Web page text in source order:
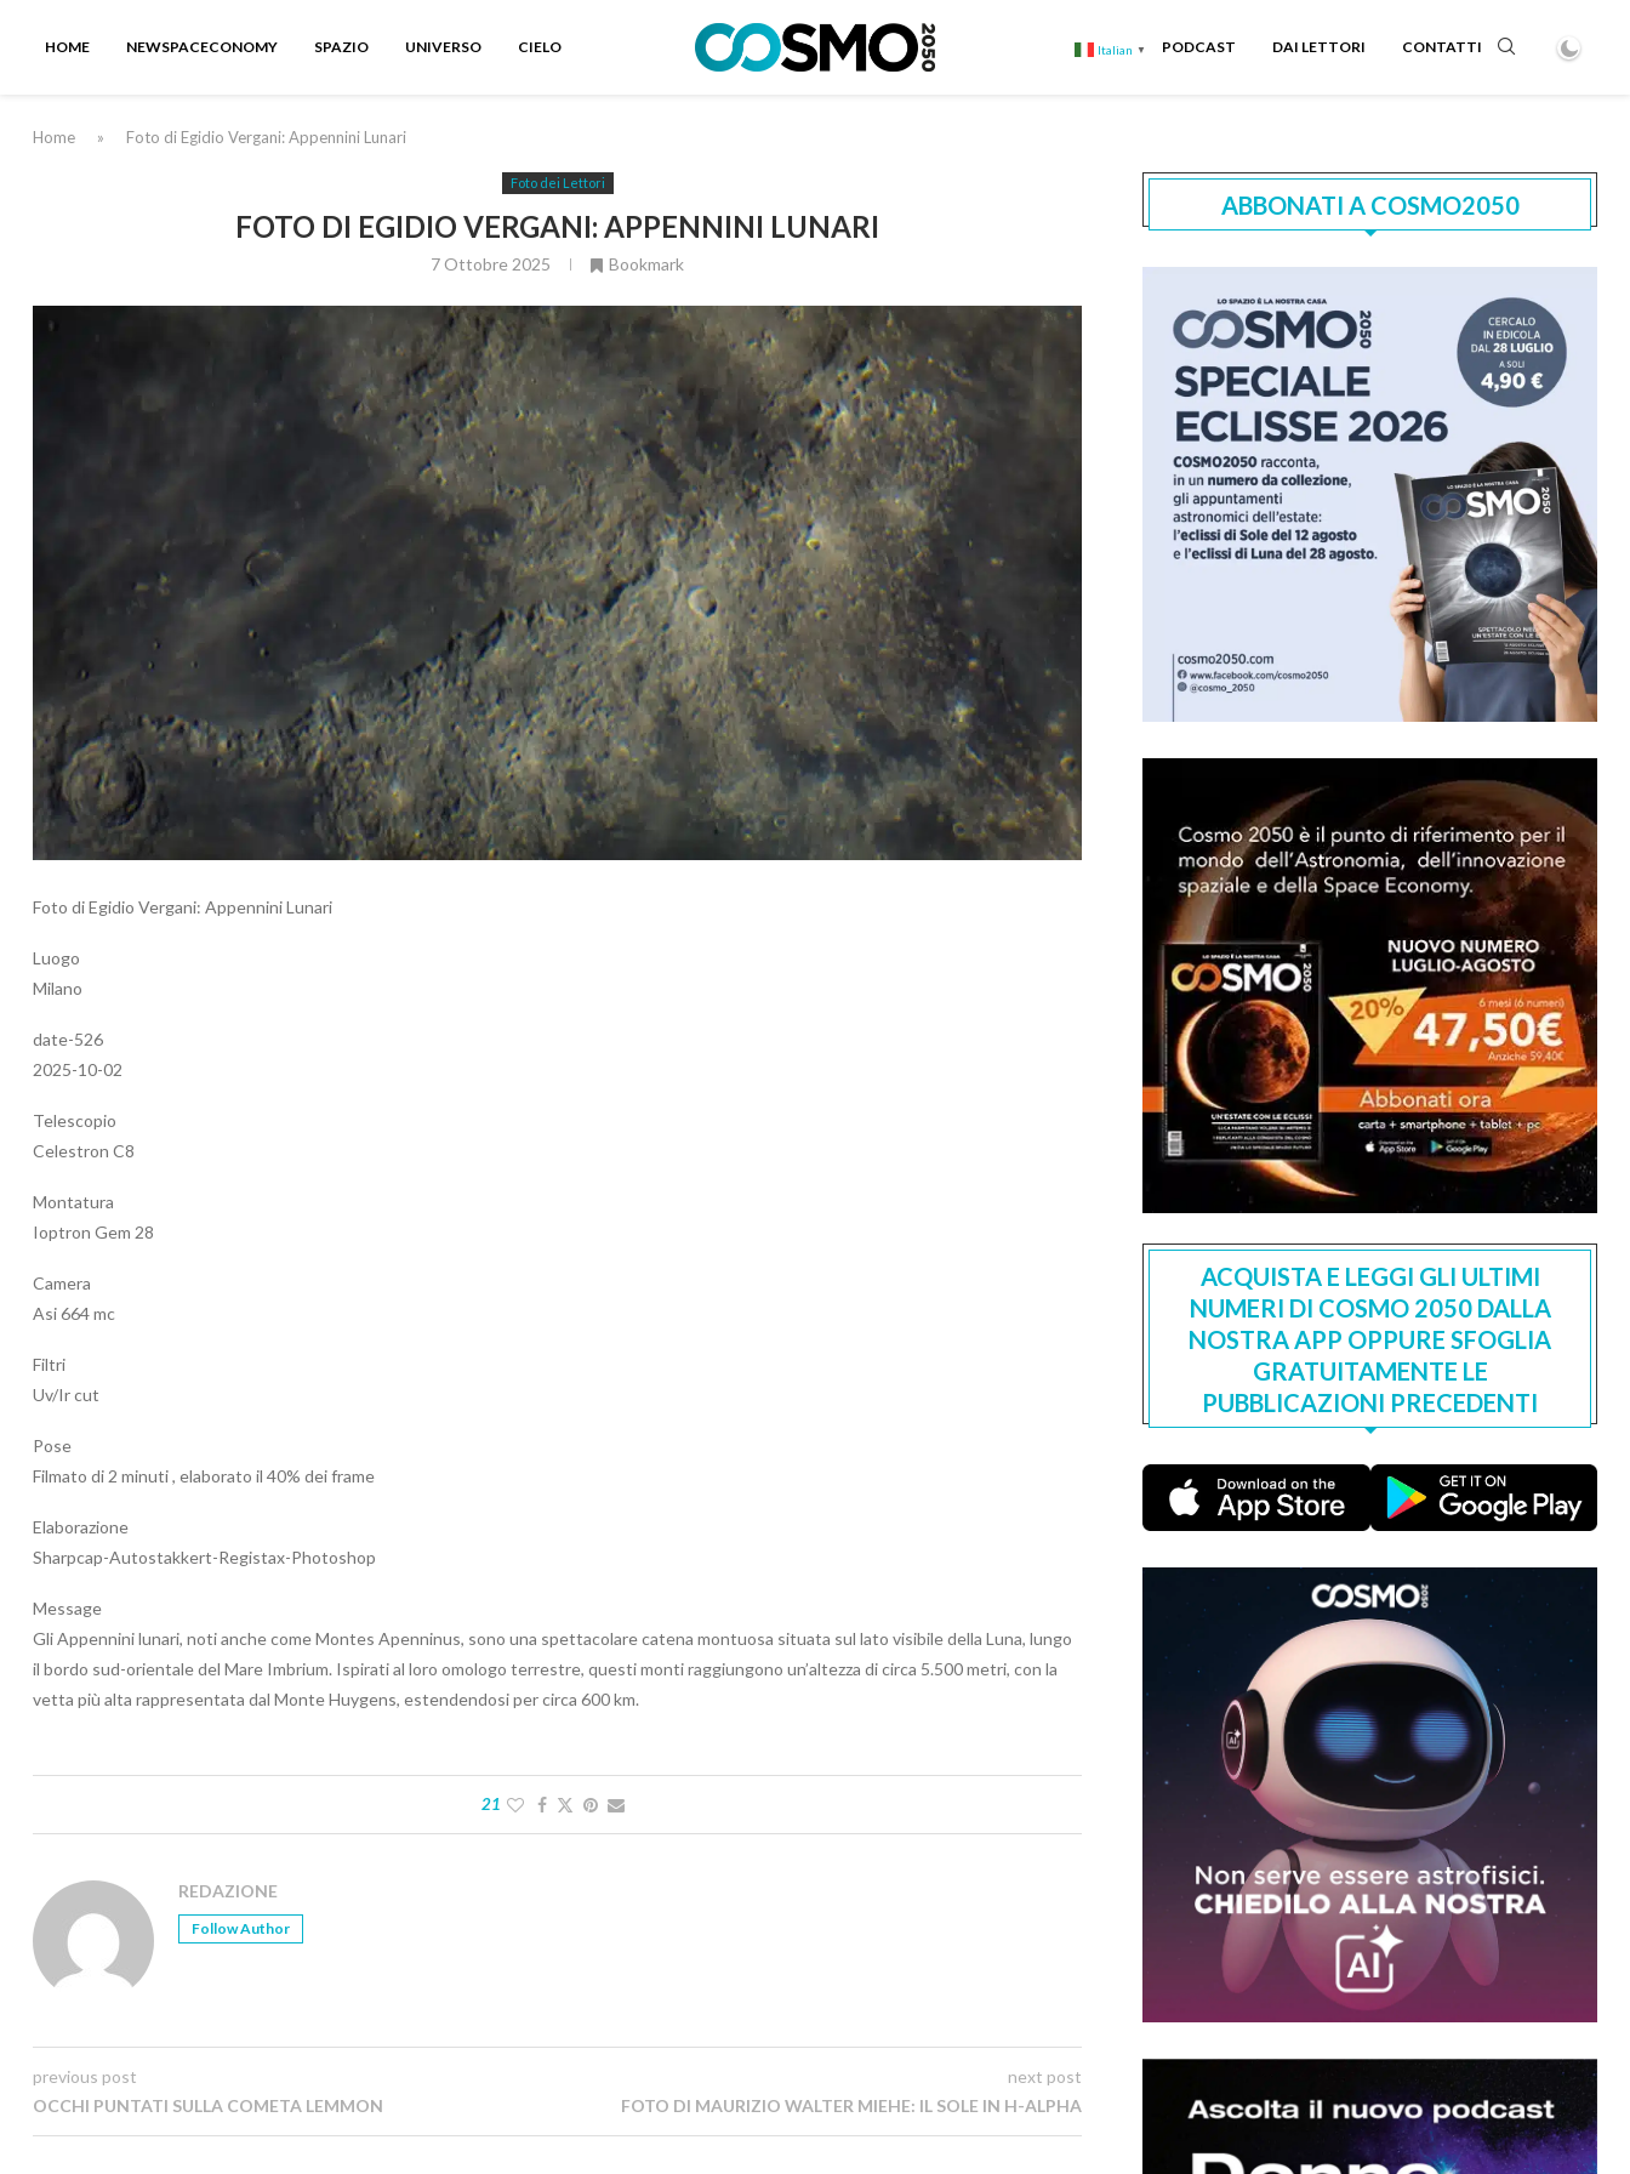
HOME NEWSPACECONOMY SPAZIO UNIVERSO CIELO Italian ▼ PODCAST DAI LETTORI CONTATTI
Home » Foto di Egidio Vergani: Appennini Lunari
Foto dei Lettori
FOTO DI EGIDIO VERGANI: APPENNINI LUNARI
7 Ottobre 2025 Bookmark
Foto di Egidio Vergani: Appennini Lunari
Luogo
Milano
date-526
2025-10-02
Telescopio
Celestron C8
Montatura
Ioptron Gem 28
Camera
Asi 664 mc
Filtri
Uv/Ir cut
Pose
Filmato di 2 minuti , elaborato il 40% dei frame
Elaborazione
Sharpcap-Autostakkert-Registax-Photoshop
Message
Gli Appennini lunari, noti anche come Montes Apenninus, sono una spettacolare catena montuosa situata sul lato visibile della Luna, lungo
il bordo sud-orientale del Mare Imbrium. Ispirati al loro omologo terrestre, questi monti raggiungono un’altezza di circa 5.500 metri, con la
vetta più alta rappresentata dal Monte Huygens, estendendosi per circa 600 km.
21
REDAZIONE
Follow Author
previous post
OCCHI PUNTATI SULLA COMETA LEMMON
next post
FOTO DI MAURIZIO WALTER MIEHE: IL SOLE IN H-ALPHA
ABBONATI A COSMO2050
ACQUISTA E LEGGI GLI ULTIMI
NUMERI DI COSMO 2050 DALLA
NOSTRA APP OPPURE SFOGLIA
GRATUITAMENTE LE
PUBBLICAZIONI PRECEDENTI